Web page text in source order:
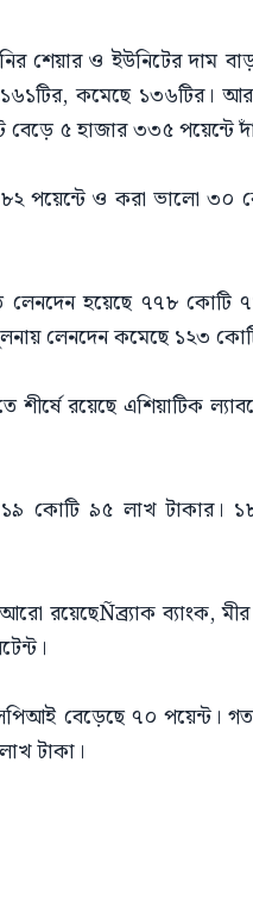
শেয়ার ও ইউনিটের দাম
কমেছে ১৩৬টির। আর
৫ হাজার ৩৩৫ পয়েন্টে
পয়েন্টে ও করা ভালো ৩০
হয়েছে ৭৭৮ কোটি
লেনদেন কমেছে ১২৩
শীর্ষে রয়েছে এশিয়াটিক
১৯ কোটি ৯৫ লাখ
রয়েছেÑব্র্যাক ব্যাংক,
বেড়েছে ৭০ পয়েন্ট।
টাকা।